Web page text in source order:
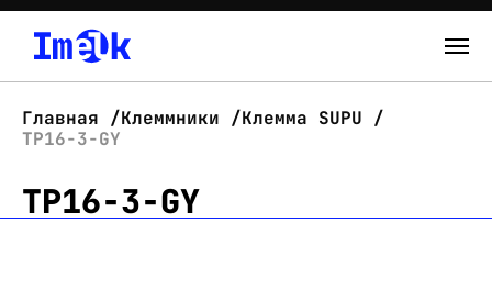
Новости
Главная Клеммники
Клемма SUPU
TP16-3-GY
TP16-3-GY